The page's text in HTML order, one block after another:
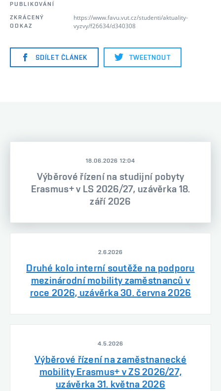
PUBLIKOVÁNÍ
ZKRÁCENÝ
ODKAZ
https://www.favu.vut.cz/studenti/aktuality-
vyzvy/f26634/d340308
SDÍLET ČLÁNEK TWEETNOUT
18.06.2026 12:04
Výběrové řízení na studijní pobyty
Erasmus+ v LS 2026/27, uzávěrka 18.
září 2026
2.6.2026
Druhé kolo interní soutěže na podporu
mezinárodní mobility zaměstnanců v
roce 2026, uzávěrka 30. června 2026
4.5.2026
Výběrové řízení na zaměstnanecké
mobility Erasmus+ v ZS 2026/27,
uzávěrka 31. května 2026